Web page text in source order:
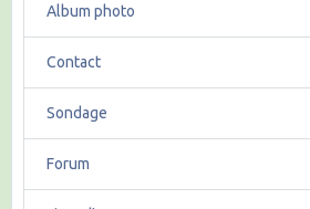
Album photo
Contact
Sondage
Forum